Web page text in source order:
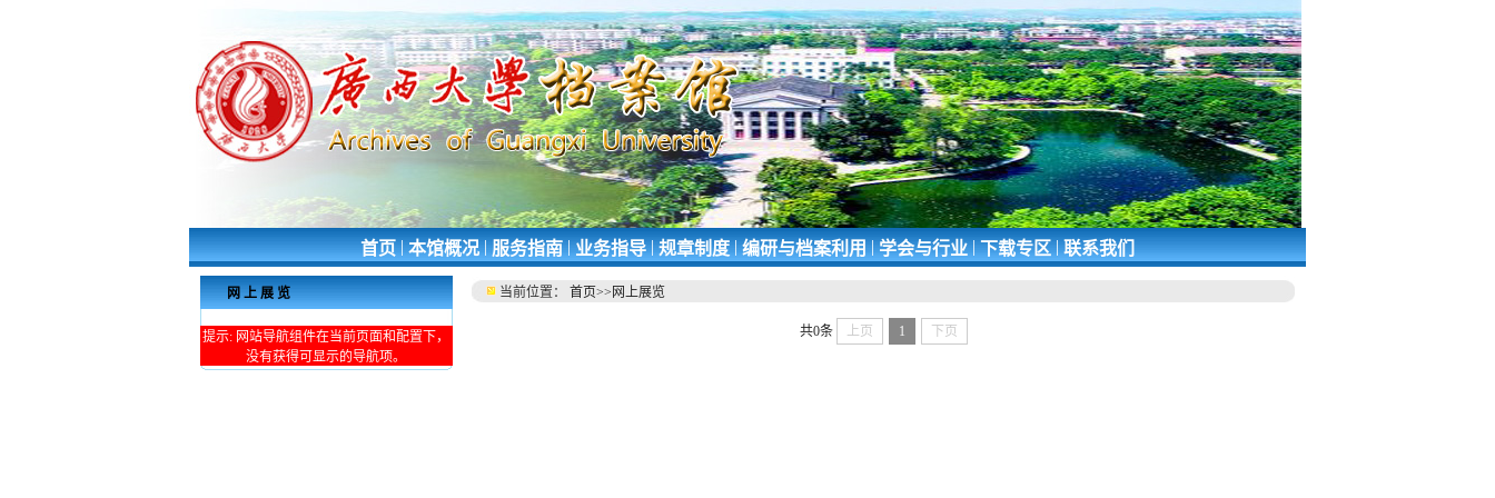
首页|本馆概况|服务指南|业务指导|规章制度|编研与档案利用|学会与行业|下载专区|联系我们
网上展览
提示: 网站导航组件在当前页面和配置下，
没有获得可显示的导航项。
当前位置： 首页>> 网上展览
共0条 上页 1 下页